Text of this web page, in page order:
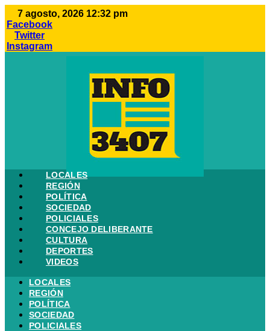
al
contenido
7 agosto, 2026 12:32 pm
Facebook
Twitter
Instagram
LOCALES
REGIÓN
POLÍTICA
SOCIEDAD
POLICIALES
CONCEJO DELIBERANTE
CULTURA
DEPORTES
VIDEOS
LOCALES
REGIÓN
POLÍTICA
SOCIEDAD
POLICIALES